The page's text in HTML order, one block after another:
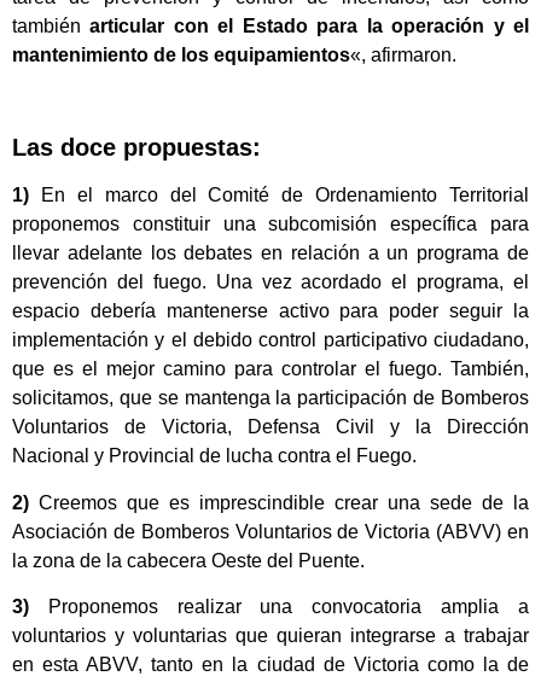
también articular con el Estado para la operación y el
mantenimiento de los equipamientos«, afirmaron.
Las doce propuestas:
1) En el marco del Comité de Ordenamiento Territorial
proponemos constituir una subcomisión específica para
llevar adelante los debates en relación a un programa de
prevención del fuego. Una vez acordado el programa, el
espacio debería mantenerse activo para poder seguir la
implementación y el debido control participativo ciudadano,
que es el mejor camino para controlar el fuego. También,
solicitamos, que se mantenga la participación de Bomberos
Voluntarios de Victoria, Defensa Civil y la Dirección
Nacional y Provincial de lucha contra el Fuego.
2) Creemos que es imprescindible crear una sede de la
Asociación de Bomberos Voluntarios de Victoria (ABVV) en
la zona de la cabecera Oeste del Puente.
3) Proponemos realizar una convocatoria amplia a
voluntarios y voluntarias que quieran integrarse a trabajar
en esta ABVV, tanto en la ciudad de Victoria como la de